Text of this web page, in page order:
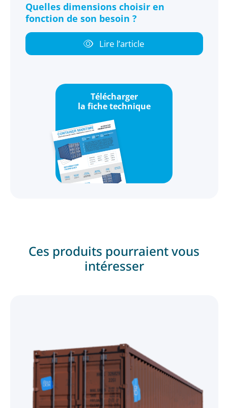
Quelles dimensions choisir en
fonction de son besoin ?
Lire l’article
Télécharger
la fiche technique
Ces produits pourraient vous
intéresser